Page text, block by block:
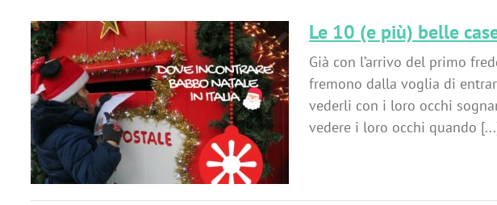
Le 10 (e più) belle
Già con l’arrivo del primo
fremono dalla voglia di
vederli con i loro occhi
vedere i loro occhi quando